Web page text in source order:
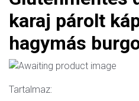
karaj párolt
hagymás
Tartalmaz: